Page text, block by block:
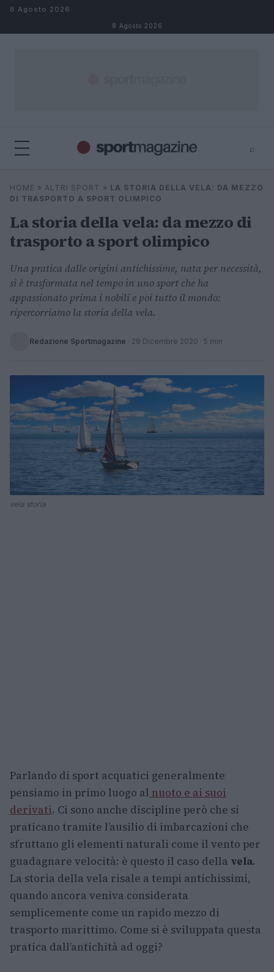
Salta al contenuto
8 Agosto 2026
8 Agosto 2026
⌕
Cerca
⌕ ×
HOME » ALTRI SPORT » LA STORIA DELLA VELA: DA MEZZO
DI TRASPORTO A SPORT OLIMPICO
La storia della vela: da mezzo di
trasporto a sport olimpico
Una pratica dalle origini antichissime, nata per necessità,
si è trasformata nel tempo in uno sport che ha
appassionato prima i nobili e poi tutto il mondo:
ripercorriamo la storia della vela.
Redazione Sportmagazine · 29 Dicembre 2020 · 5 min
vela storia
Parlando di sport acquatici generalmente
pensiamo in primo luogo al nuoto e ai suoi
derivati. Ci sono anche discipline però che si
praticano tramite l’ausilio di imbarcazioni che
sfruttano gli elementi naturali come il vento per
guadagnare velocità: è questo il caso della vela.
La storia della vela risale a tempi antichissimi,
quando ancora veniva considerata
semplicemente come un rapido mezzo di
trasporto marittimo. Come si è sviluppata questa
pratica dall’antichità ad oggi?